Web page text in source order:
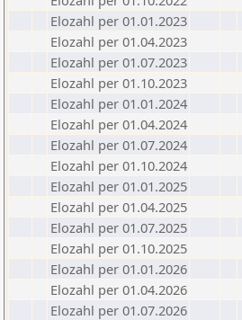
Elozahl per 01.01.2023
Elozahl per 01.04.2023
Elozahl per 01.07.2023
Elozahl per 01.10.2023
Elozahl per 01.01.2024
Elozahl per 01.04.2024
Elozahl per 01.07.2024
Elozahl per 01.10.2024
Elozahl per 01.01.2025
Elozahl per 01.04.2025
Elozahl per 01.07.2025
Elozahl per 01.10.2025
Elozahl per 01.01.2026
Elozahl per 01.04.2026
Elozahl per 01.07.2026